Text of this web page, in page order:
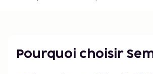
Les aéroports les plus proches de
Pourquoi choisir